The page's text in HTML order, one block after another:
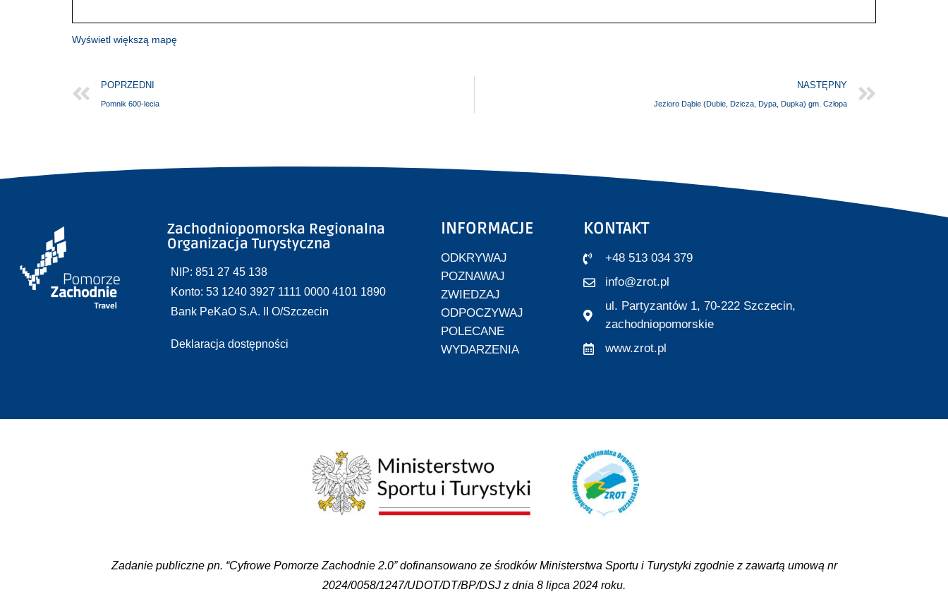
Wyświetl większą mapę
POPRZEDNI
Pomnik 600-lecia
NASTĘPNY
Jezioro Dąbie (Dubie, Dzicza, Dypa, Dupka) gm. Człopa
Zachodniopomorska Regionalna
Organizacja Turystyczna
NIP: 851 27 45 138
Konto: 53 1240 3927 1111 0000 4101 1890
Bank PeKaO S.A. II O/Szczecin
Deklaracja dostępności
INFORMACJE
ODKRYWAJ
POZNAWAJ
ZWIEDZAJ
ODPOCZYWAJ
POLECANE
WYDARZENIA
KONTAKT
+48 513 034 379
info@zrot.pl
ul. Partyzantów 1, 70-222 Szczecin,
zachodniopomorskie
www.zrot.pl
Zadanie publiczne pn. “Cyfrowe Pomorze Zachodnie 2.0” dofinansowano ze środków Ministerstwa Sportu i Turystyki zgodnie z zawartą umową nr
2024/0058/1247/UDOT/DT/BP/DSJ z dnia 8 lipca 2024 roku.